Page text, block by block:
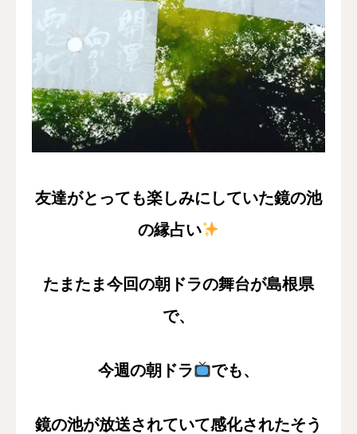
友達がとっても楽しみにしていた鏡の池
の縁占い
たまたま今回の朝ドラの舞台が島根県
で、
今週の朝ドラ でも、
鏡の池が放送されていて感化されたそう